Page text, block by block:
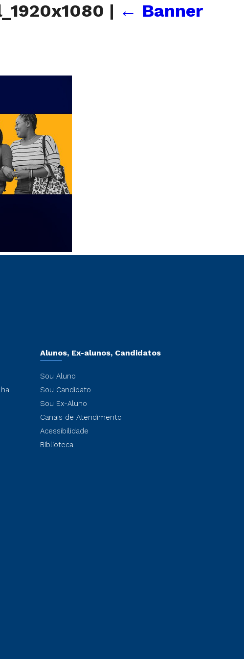
| ← Banner
Alunos, Ex-alunos, Candidatos
Sou Aluno
Sou Candidato
Sou Ex-Aluno
Canais de Atendimento
Acessibilidade
Biblioteca